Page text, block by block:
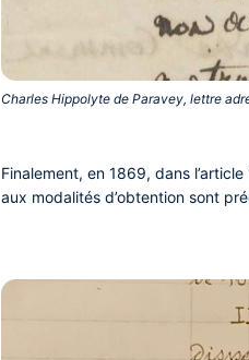
Charles Hippolyte de Paravey, lettre
Finalement, en 1869, dans
aux modalités d’obtention sont